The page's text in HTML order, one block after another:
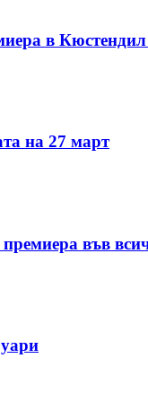
в
на 27 март
във